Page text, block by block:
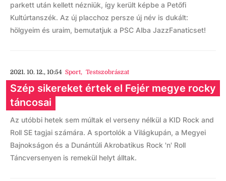
parkett után kellett nézniük, így került képbe a Petőfi
Kultúrtanszék. Az új placchoz persze új név is dukált:
hölgyeim és uraim, bemutatjuk a PSC Alba JazzFanaticset!
2021. 10. 12., 10:54 Sport, Testszobrászat
Szép sikereket értek el Fejér megye rocky
táncosai
Az utóbbi hetek sem múltak el verseny nélkül a KID Rock and
Roll SE tagjai számára. A sportolók a Világkupán, a Megyei
Bajnokságon és a Dunántúli Akrobatikus Rock 'n' Roll
Táncversenyen is remekül helyt álltak.